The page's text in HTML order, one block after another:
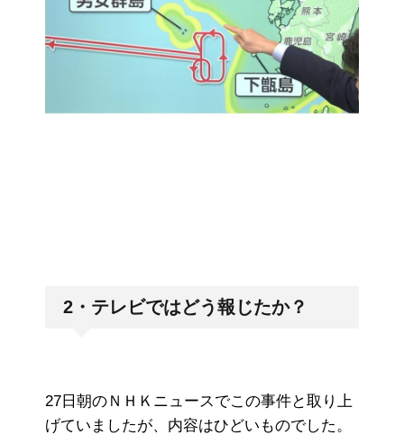
2・テレビではどう報じたか？
27日朝のＮＨＫニュースでこの事件と取り上
げていましたが、内容はひどいものでした。